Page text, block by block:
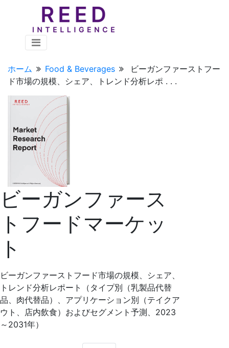
ホーム Food & Beverages
ビーガンファーストフー
ド市場の規模、シェア、トレンド分析レポ . . .
ビーガンファース
トフードマーケッ
ト
ビーガンファーストフード市場の規模、シェア、
トレンド分析レポート（タイプ別（乳製品代替
品、肉代替品）、アプリケーション別（テイクア
ウト、店内飲食）およびセグメント予測、2023
～2031年）